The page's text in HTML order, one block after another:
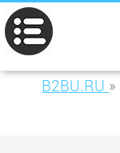
B2BU.RU »